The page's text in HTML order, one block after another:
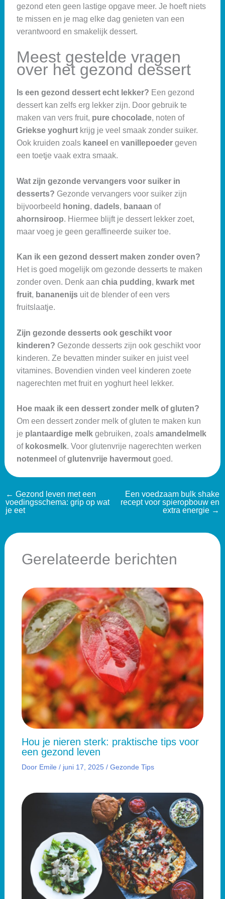
gezond eten geen lastige opgave meer. Je hoeft niets
te missen en je mag elke dag genieten van een
verantwoord en smakelijk dessert.
Meest gestelde vragen
over het gezond dessert
Is een gezond dessert echt lekker? Een gezond
dessert kan zelfs erg lekker zijn. Door gebruik te
maken van vers fruit, pure chocolade, noten of
Griekse yoghurtkrijg je veel smaak zonder suiker.
Ook kruiden zoals kaneel en vanillepoedergeven
een toetje vaak extra smaak.
Wat zijn gezonde vervangers voor suiker in
desserts? Gezonde vervangers voor suiker zijn
bijvoorbeeld honing, dadels, banaan of
ahornsiroop. Hiermee blijft je dessert lekker zoet,
maar voeg je geen geraffineerde suiker toe.
Kan ik een gezond dessert maken zonder oven?
Het is goed mogelijk om gezonde desserts te maken
zonder oven. Denk aan chia pudding, kwark met
fruit, bananenijsuit de blender of een vers
fruitslaatje.
Zijn gezonde desserts ook geschikt voor
kinderen? Gezonde desserts zijn ook geschikt voor
kinderen. Ze bevatten minder suiker en juist veel
vitamines. Bovendien vinden veel kinderen zoete
nagerechten met fruit en yoghurt heel lekker.
Hoe maak ik een dessert zonder melk of gluten?
Om een dessert zonder melk of gluten te maken kun
je plantaardige melkgebruiken, zoals amandelmelk
of kokosmelk. Voor glutenvrije nagerechten werken
notenmeel ofglutenvrije havermoutgoed.
← Gezond leven met een
voedingsschema: grip op wat
je eet
Een voedzaam bulk shake
recept voor spieropbouw en
extra energie →
Gerelateerde berichten
Hou je nieren sterk: praktische tips voor
een gezond leven
Door Emile / juni 17, 2025 / Gezonde Tips